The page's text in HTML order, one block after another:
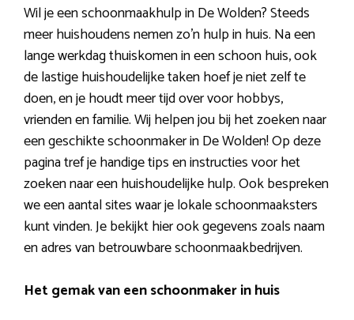
Wil je een schoonmaakhulp in De Wolden? Steeds
meer huishoudens nemen zo’n hulp in huis. Na een
lange werkdag thuiskomen in een schoon huis, ook
de lastige huishoudelijke taken hoef je niet zelf te
doen, en je houdt meer tijd over voor hobbys,
vrienden en familie. Wij helpen jou bij het zoeken naar
een geschikte schoonmaker in De Wolden! Op deze
pagina tref je handige tips en instructies voor het
zoeken naar een huishoudelijke hulp. Ook bespreken
we een aantal sites waar je lokale schoonmaaksters
kunt vinden. Je bekijkt hier ook gegevens zoals naam
en adres van betrouwbare schoonmaakbedrijven.
Het gemak van een schoonmaker in huis